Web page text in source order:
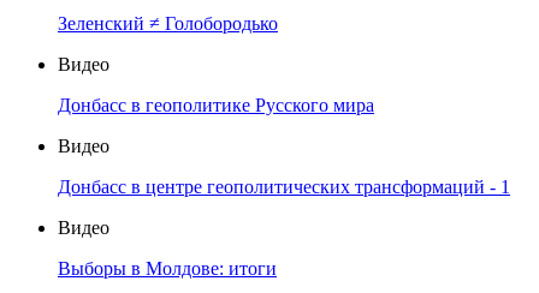
Зеленский ≠ Голобородько
Видео
Донбасс в геополитике Русского мира
Видео
Донбасс в центре геополитических трансформаций - 1
Видео
Выборы в Молдове: итоги